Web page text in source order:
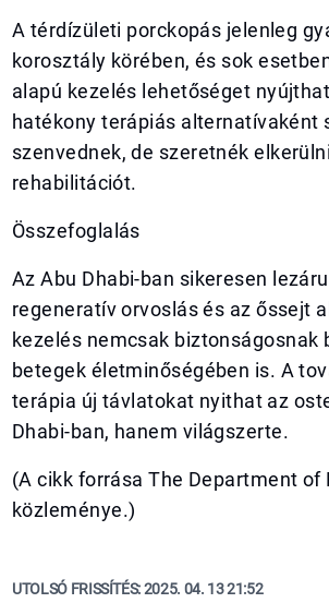
A térdízületi porckopás jelenleg
korosztály körében, és sok
alapú kezelés lehetőséget
hatékony terápiás alternatívaként
szenvednek, de szeretnék
rehabilitációt.
Összefoglalás
Az Abu Dhabi-ban sikeresen
regeneratív orvoslás és az őssejt
kezelés nemcsak
betegek életminőségében is. A
terápia új távlatokat nyithat az
Dhabi-ban, hanem világszerte.
(A cikk forrása The Department
közleménye.)
UTOLSÓ FRISSÍTÉS:2025. 04. 13 21:52